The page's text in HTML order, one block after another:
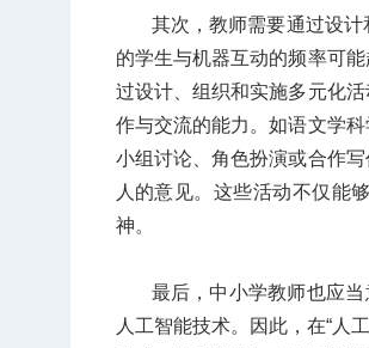
其次，教师需要通过设
的学生与机器互动的频率可
过设计、组织和实施多元化
作与交流的能力。如语文学
小组讨论、角色扮演或合作
人的意见。这些活动不仅能
神。
最后，中小学教师也应
人工智能技术。因此，在“人